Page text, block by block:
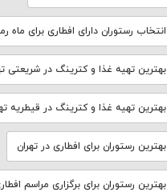
انتخاب رستوران دارای افطاری برای ماه
بهترین تهیه غذا و کترینگ در شریعتی
بهترین تهیه غذا و کترینگ در قیطریه
بهترین رستوران برای افطاری در تهران
بهترین رستوران برای برگزاری مراسم